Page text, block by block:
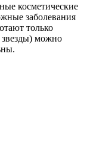
косметические
заболевания
только
можно